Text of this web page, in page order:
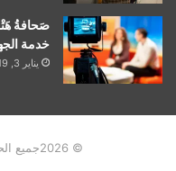
صَحافةُ
خدمة
يناير 3, 2019
© 2026جميع الحقوق محفوضة |